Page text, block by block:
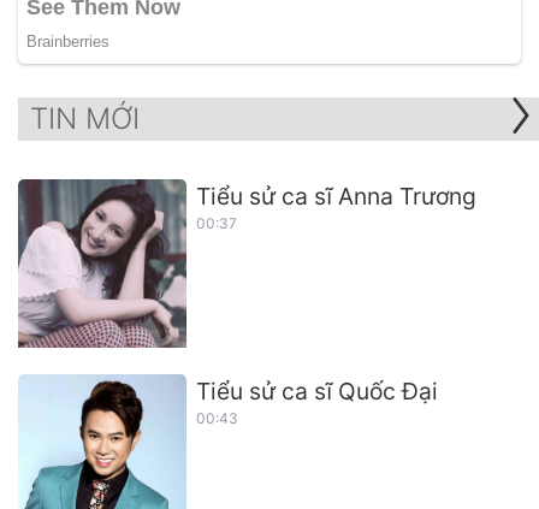
TIN MỚI
Tiểu sử ca sĩ Anna Trương
00:37
Tiểu sử ca sĩ Quốc Đại
00:43